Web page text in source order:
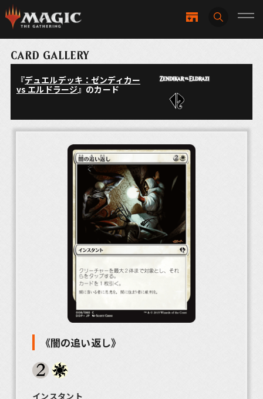
CARD GALLERY
『デュエルデッキ：ゼンディカー
vs エルドラージ』のカード
《闇の追い返し》
インスタント